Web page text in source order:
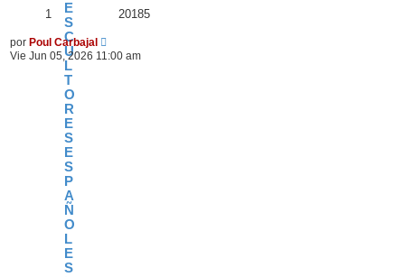
E
S
C
U
L
T
O
R
E
S
E
S
P
A
Ñ
O
L
E
S
1 20185
por Poul Carbajal
Vie Jun 05, 2026 11:00 am